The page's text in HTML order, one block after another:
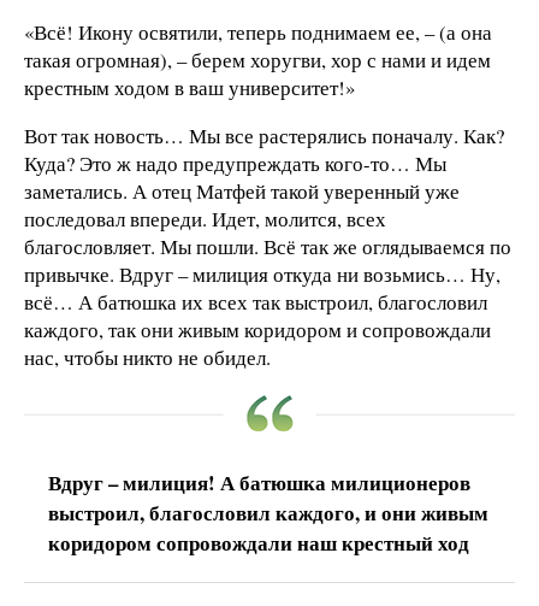
«Всё! Икону освятили, теперь поднимаем ее, – (а она
такая огромная), – берем хоругви, хор с нами и идем
крестным ходом в ваш университет!»
Вот так новость… Мы все растерялись поначалу. Как?
Куда? Это ж надо предупреждать кого-то… Мы
заметались. А отец Матфей такой уверенный уже
последовал впереди. Идет, молится, всех
благословляет. Мы пошли. Всё так же оглядываемся по
привычке. Вдруг – милиция откуда ни возьмись… Ну,
всё… А батюшка их всех так выстроил, благословил
каждого, так они живым коридором и сопровождали
нас, чтобы никто не обидел.
Вдруг – милиция! А батюшка милиционеров
выстроил, благословил каждого, и они живым
коридором сопровождали наш крестный ход